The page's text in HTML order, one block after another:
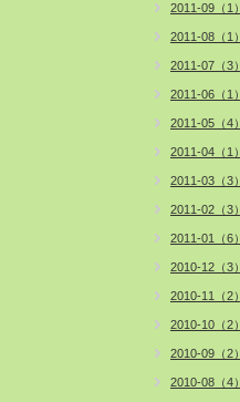
2011-09（1）
2011-08（1）
2011-07（3）
2011-06（1）
2011-05（4）
2011-04（1）
2011-03（3）
2011-02（3）
2011-01（6）
2010-12（3）
2010-11（2）
2010-10（2）
2010-09（2）
2010-08（4）